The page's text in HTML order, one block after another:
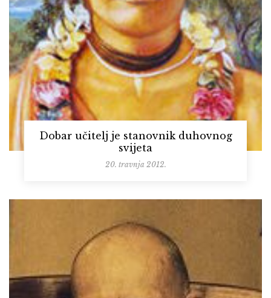
Dobar učitelj je stanovnik duhovnog
svijeta
20. travnja 2012.